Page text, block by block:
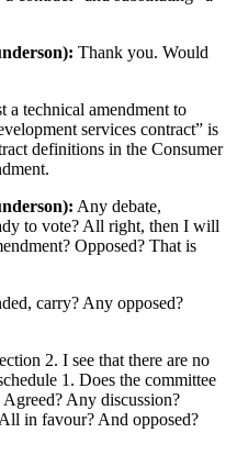
Thank you. Would
a technical amendment to
services contract” is
definitions in the Consumer
Any debate,
to vote? All right, then I will
Opposed? That is
carry? Any opposed?
2. I see that there are no
1. Does the committee
Any discussion?
in favour? And opposed?